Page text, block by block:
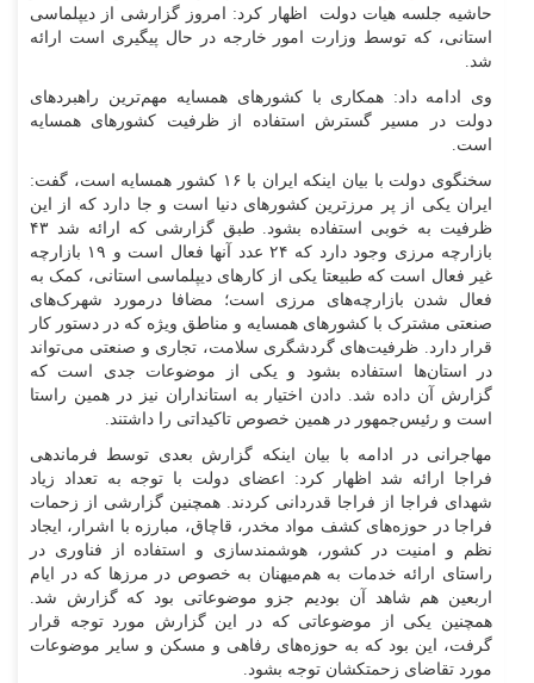
حاشیه جلسه هیات دولت اظهار کرد: امروز گزارشی از دیپلماسی
استانی، که توسط وزارت امور خارجه در حال پیگیری است ارائه
شد.
وی ادامه داد: همکاری با کشور‌های همسایه مهم‌ترین راهبرد‌های
دولت در مسیر گسترش استفاده از ظرفیت کشور‌های همسایه
است.
سخنگوی دولت با بیان اینکه ایران با ۱۶ کشور همسایه است، گفت:
ایران یکی از پر مرزترین کشور‌های دنیا است و جا دارد که از این
ظرفیت به خوبی استفاده بشود. طبق گزارشی که ارائه شد ۴۳
بازارچه مرزی وجود دارد که ۲۴ عدد آنها فعال است و ۱۹ بازارچه
غیر فعال است که طبیعتا یکی از کار‌های دیپلماسی استانی، کمک به
فعال شدن بازارچه‌های مرزی است؛ مضافا درمورد شهرک‌های
صنعتی مشترک با کشور‌های همسایه و مناطق ویژه که در دستور کار
قرار دارد. ظرفیت‌های گردشگری سلامت، تجاری و صنعتی می‌تواند
در استان‌ها استفاده بشود و یکی از موضوعات جدی است که
گزارش آن داده شد. دادن اختیار به استانداران نیز در همین راستا
است و رئیس‌جمهور در همین خصوص تاکیداتی را داشتند.
مهاجرانی در ادامه با بیان اینکه گزارش بعدی توسط فرماندهی
فراجا ارائه شد اظهار کرد: اعضای دولت با توجه به تعداد زیاد
شهدای فراجا از فراجا قدردانی کردند. همچنین گزارشی از زحمات
فراجا در حوزه‌های کشف مواد مخدر، قاچاق، مبارزه با اشرار، ایجاد
نظم و امنیت در کشور، هوشمندسازی و استفاده از فناوری در
راستای ارائه خدمات به هم‌میهنان به خصوص در مرز‌ها که در ایام
اربعین هم شاهد آن بودیم جزو موضوعاتی بود که گزارش شد.
همچنین یکی از موضوعاتی که در این گزارش مورد توجه قرار
گرفت، این بود که به حوزه‌های رفاهی و مسکن و سایر موضوعات
مورد تقاضای زحمتکشان توجه بشود.